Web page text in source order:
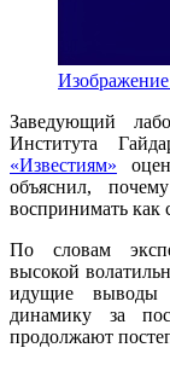
Заведующий
Института
«Известиям»
объяснил,
воспринимать
По словам
высокой
идущие выводы
динамику за
продолжают